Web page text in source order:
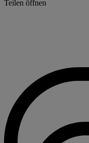
Teilen öffnen